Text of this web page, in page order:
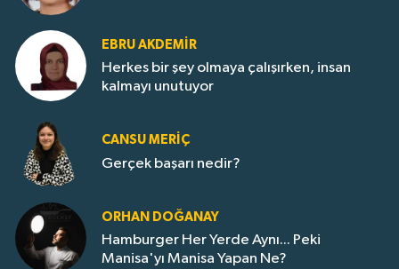
EBRU AKDEMİR
Herkes bir şey olmaya çalışırken, insan
kalmayı unutuyor
CANSU MERİÇ
Gerçek başarı nedir?
ORHAN DOĞANAY
Hamburger Her Yerde Aynı... Peki
Manisa'yı Manisa Yapan Ne?